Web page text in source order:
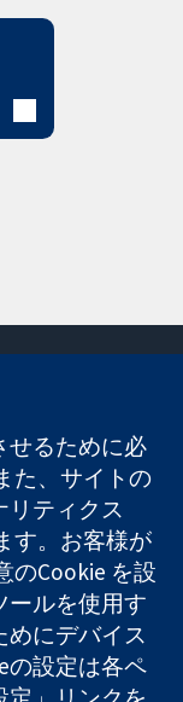
お問い合わせ
ニュース
広報
コクランにつ
いて
採用
Cochrane
Library
せるために必
た、サイトの
ティクス
す。お客様が
のCookie を設
ールを使用す
にデバイス
の設定は各ペ